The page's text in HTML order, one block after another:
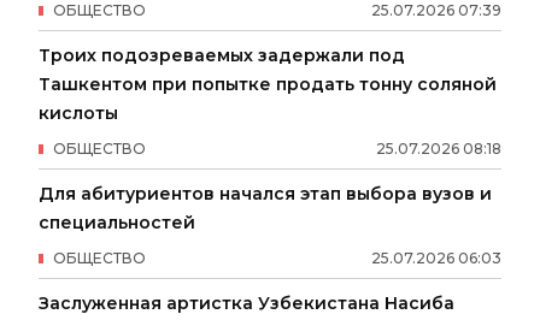
25.07.2026 07:39
ОБЩЕСТВО
Троих подозреваемых задержали под
Ташкентом при попытке продать тонну соляной
кислоты
25.07.2026 08:18
ОБЩЕСТВО
Для абитуриентов начался этап выбора вузов и
специальностей
25.07.2026 06:03
ОБЩЕСТВО
Заслуженная артистка Узбекистана Насиба